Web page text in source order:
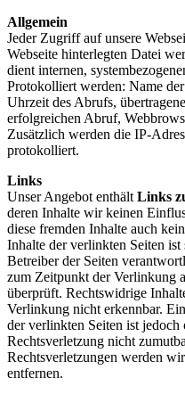
Allgemein
Jeder Zugriff auf unsere
Webseite hinterlegten Datei
dient internen,
Protokolliert werden: Name
Uhrzeit des Abrufs,
erfolgreichen Abruf,
Zusätzlich werden die IP-
protokolliert.
Links
Unser Angebot enthält Links
deren Inhalte wir keinen
diese fremden Inhalte auch
Inhalte der verlinkten Seiten
Betreiber der Seiten
zum Zeitpunkt der Verlinkung
überprüft. Rechtswidrige
Verlinkung nicht erkennbar.
der verlinkten Seiten ist
Rechtsverletzung nicht
Rechtsverletzungen werden
entfernen.